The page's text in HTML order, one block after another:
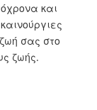
και
σας στο
ζωής.